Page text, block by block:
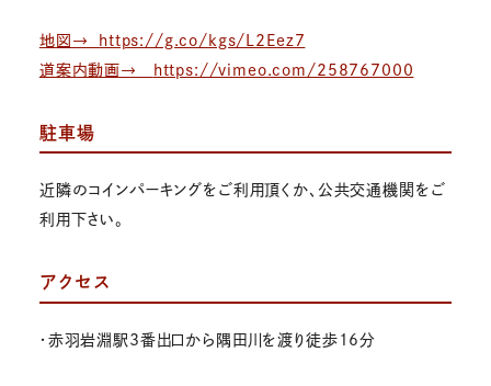
地図→
https://g.co/kgs/L2Eez7
道案内動画→
https://vimeo.com/258767000
駐車場
近隣のコインパーキングをご利用頂くか、公共交通機関をご
利用下さい。
アクセス
・赤羽岩淵駅3番出口から隅田川を渡り徒歩16分